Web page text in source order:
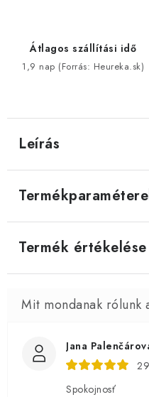
Átlagos szállítási idő
1,9 nap (Forrás: Heureka.sk)
Leírás
Termék
Jana
Spokojnosť